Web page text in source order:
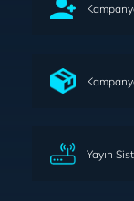
Yayın